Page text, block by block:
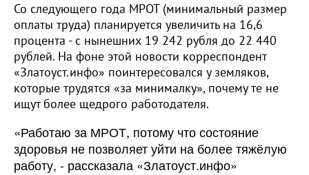
Со следующего года МРОТ (минимальный размер
оплаты труда) планируется увеличить на 16,6
процента - с нынешних 19 242 рубля до 22 440
рублей. На фоне этой новости корреспондент
«Златоуст.инфо» поинтересовался у земляков,
которые трудятся «за минималку», почему те не
ищут более щедрого работодателя.
«Работаю за МРОТ, потому что состояние
здоровья не позволяет уйти на более тяжёлую
работу, - рассказала «Златоуст.инфо»